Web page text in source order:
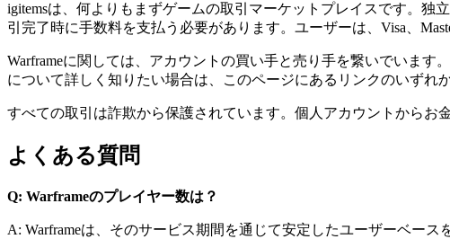
igitemsは、何よりもまずゲームの取引マーケットプレイスです。
引完了時に手数料を支払う必要があります。ユーザーは、Visa、
Warframeに関しては、アカウントの買い手と売り手を繋いでいま
について詳しく知りたい場合は、このページにあるリンクのいずれ
すべての取引は詐欺から保護されています。個人アカウントからお
よくある質問
Q: Warframeのプレイヤー数は？
A: Warframeは、そのサービス期間を通じて安定したユーザーベー